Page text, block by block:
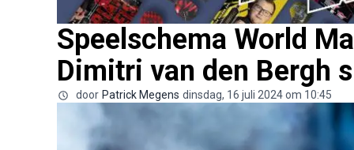
Speelschema World
Dimitri van den Bergh
door Patrick Megens dinsdag, 16 juli 2024 om 10:45